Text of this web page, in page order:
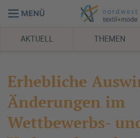
MENÜ
AKTUELL THEMEN
Erhebliche
Änderungen im
Wettbewerbs-